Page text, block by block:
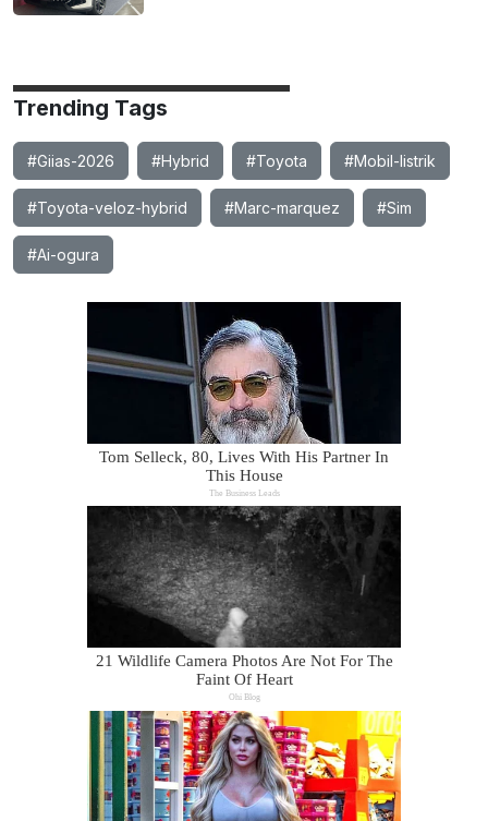
Trending Tags
#Giias-2026 #Hybrid #Toyota #Mobil-listrik
#Toyota-veloz-hybrid #Marc-marquez #Sim
#Ai-ogura